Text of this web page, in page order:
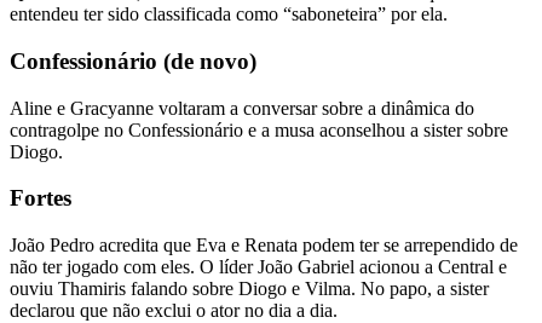
entendeu ter sido classificada como “saboneteira” por ela.
Confessionário (de novo)
Aline e Gracyanne voltaram a conversar sobre a dinâmica do
contragolpe no Confessionário e a musa aconselhou a sister sobre
Diogo.
Fortes
João Pedro acredita que Eva e Renata podem ter se arrependido de
não ter jogado com eles. O líder João Gabriel acionou a Central e
ouviu Thamiris falando sobre Diogo e Vilma. No papo, a sister
declarou que não exclui o ator no dia a dia.